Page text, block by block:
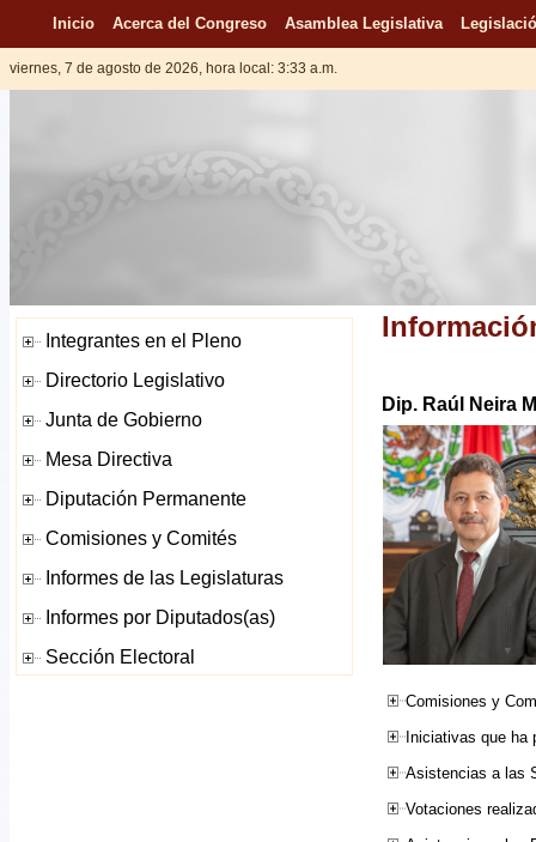
Inicio Acerca del Congreso Asamblea Legislativa
viernes, 7 de agosto de 2026, hora local: 3:33 a.m.
Dip. Raúl Neira
Comisiones y
Iniciativas que ha
Asistencias a las
Votaciones